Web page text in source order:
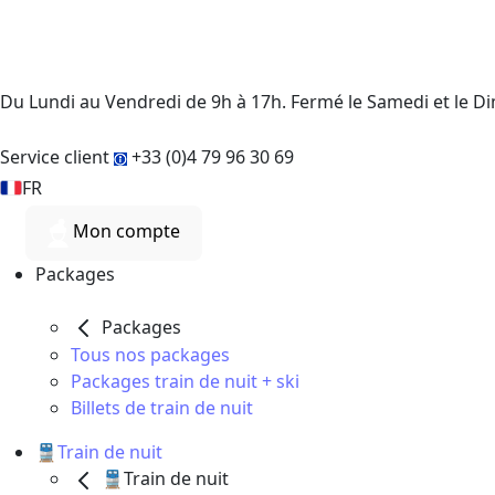
Du Lundi au Vendredi de 9h à 17h. Fermé le Samedi et le
Service client
+33 (0)4 79 96 30 69
FR
Mon compte
Packages
Packages
Tous nos packages
Packages train de nuit + ski
Billets de train de nuit
🚆Train de nuit
🚆Train de nuit